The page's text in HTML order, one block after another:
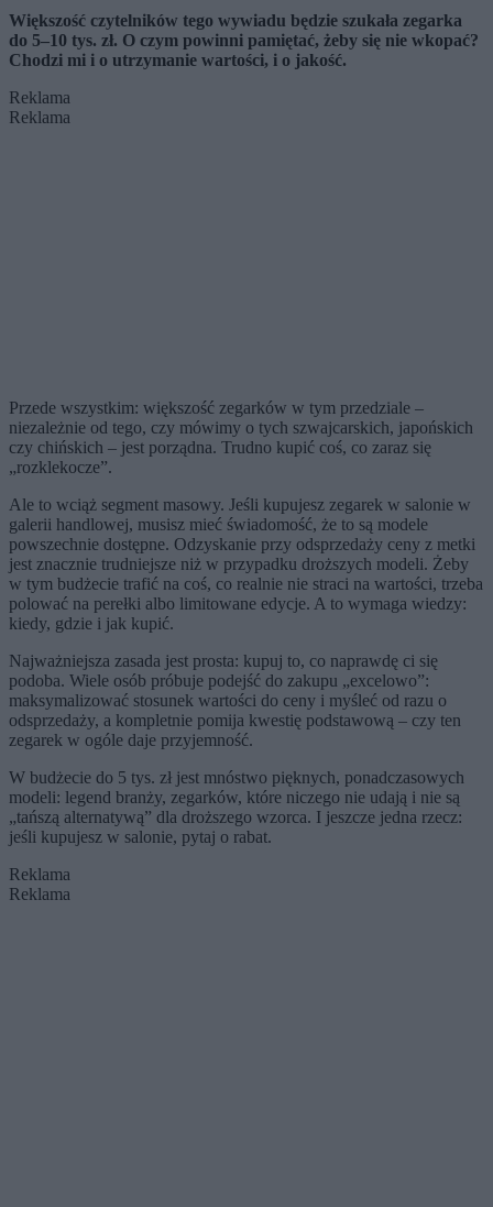
Większość czytelników tego wywiadu będzie szukała zegarka
do 5–10 tys. zł. O czym powinni pamiętać, żeby się nie wkopać?
Chodzi mi i o utrzymanie wartości, i o jakość.
Reklama
Reklama
Przede wszystkim: większość zegarków w tym przedziale –
niezależnie od tego, czy mówimy o tych szwajcarskich, japońskich
czy chińskich – jest porządna. Trudno kupić coś, co zaraz się
„rozklekocze”.
Ale to wciąż segment masowy. Jeśli kupujesz zegarek w salonie w
galerii handlowej, musisz mieć świadomość, że to są modele
powszechnie dostępne. Odzyskanie przy odsprzedaży ceny z metki
jest znacznie trudniejsze niż w przypadku droższych modeli. Żeby
w tym budżecie trafić na coś, co realnie nie straci na wartości, trzeba
polować na perełki albo limitowane edycje. A to wymaga wiedzy:
kiedy, gdzie i jak kupić.
Najważniejsza zasada jest prosta: kupuj to, co naprawdę ci się
podoba. Wiele osób próbuje podejść do zakupu „excelowo”:
maksymalizować stosunek wartości do ceny i myśleć od razu o
odsprzedaży, a kompletnie pomija kwestię podstawową – czy ten
zegarek w ogóle daje przyjemność.
W budżecie do 5 tys. zł jest mnóstwo pięknych, ponadczasowych
modeli: legend branży, zegarków, które niczego nie udają i nie są
„tańszą alternatywą” dla droższego wzorca. I jeszcze jedna rzecz:
jeśli kupujesz w salonie, pytaj o rabat.
Reklama
Reklama